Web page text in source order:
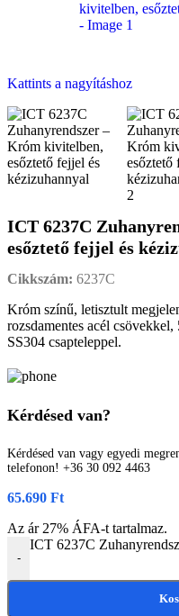
Kattints a nagyításhoz
ICT 6237C
esőztető fejjel és
Cikkszám: 6237C
Króm színű, letisztult
rozsdamentes acél
SS304 csapteleppel.
Kérdésed van?
Kérdésed van vagy egyedi
telefonon! +36 30 092 4463
65.690 Ft
Az ár 27% ÁFA-t tartalmaz.
-
ICT 6237C